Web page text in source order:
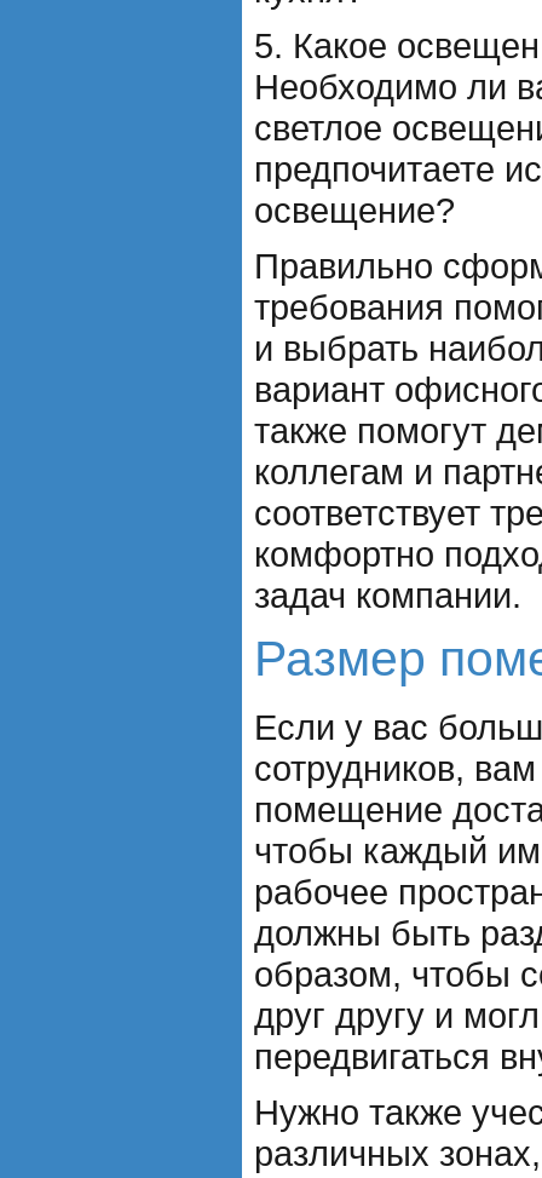
5. Какое
Необходимо ли
светлое
предпочитаете
освещение?
Правильно
требования
и выбрать
вариант
также помогут
коллегам и
соответствует
комфортно
задач компании.
Размер
Если у вас
сотрудников,
помещение
чтобы каждый
рабочее
должны быть
образом, чтобы
друг другу и
передвигаться
Нужно также
различных